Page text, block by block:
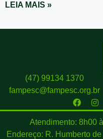
LEIA MAIS »
(47) 99134 1370
fampesc@fampesc.org.br
Atendimento: 8h00
Endereço: R. Humberto